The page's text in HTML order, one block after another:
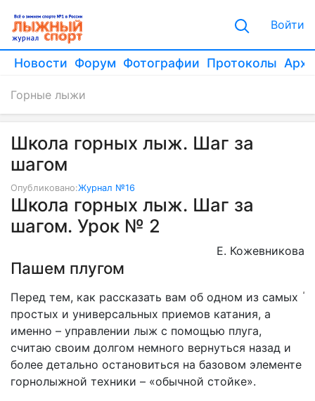
Войти
Новости Форум Фотографии Протоколы
Горные лыжи
Школа горных лыж. Шаг за
шагом
Опубликовано:Журнал №16
Школа горных лыж. Шаг за
шагом. Урок № 2
Е. Кожевникова
Пашем плугом
Перед тем, как рассказать вам об одном из самых
простых и универсальных приемов катания, а
именно – управлении лыж с помощью плуга,
считаю своим долгом немного вернуться назад и
более детально остановиться на базовом элементе
горнолыжной техники – «обычной стойке».